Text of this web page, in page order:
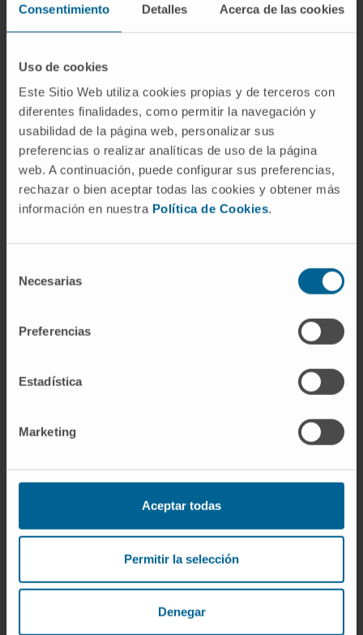
Consentimiento Detalles Acerca de las cookies
Uso de cookies
Este Sitio Web utiliza cookies propias y de terceros con
diferentes finalidades, como permitir la navegación y
usabilidad de la página web, personalizar sus
preferencias o realizar analíticas de uso de la página
web. A continuación, puede configurar sus preferencias,
rechazar o bien aceptar todas las cookies y obtener más
información en nuestra Política de Cookies.
Necesarias
Preferencias
Estadística
Marketing
Aceptar todas
Permitir la selección
Denegar
Experts en chirurgie arthroscopique.
Des professionnels hautement qualifiés qui
les lésions traumatologiques.
dans les tumeurs osseuses.
Notre Département de Chirurgie Orthopédique et
Traumatologie
Spécialistes en Traumatologie ayant
Traumatologique
Siège de Pampelune
Voir le CV
Spécialiste